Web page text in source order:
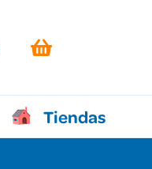
Tiendas